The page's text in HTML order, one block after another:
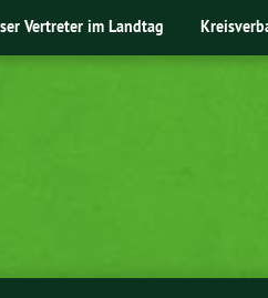
Vertreter im Landtag